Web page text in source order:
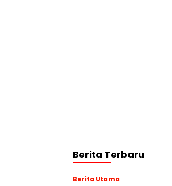
Berita Terbaru
Berita Utama